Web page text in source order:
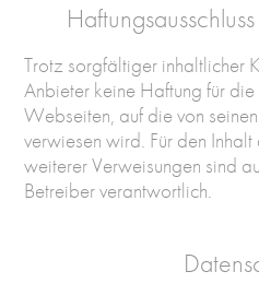
Trotz sorgfältiger inhaltlicher
Anbieter keine Haftung für
Webseiten, auf die von
verwiesen wird. Für den
weiterer Verweisungen sind
Betreiber verantwortlich.